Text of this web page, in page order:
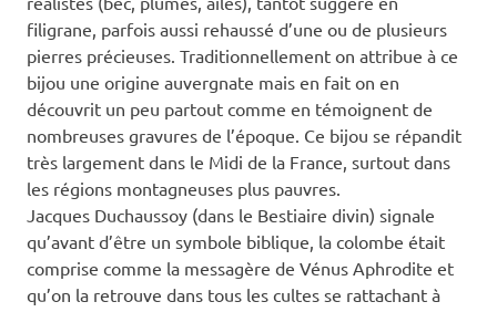
filigrane, parfois aussi rehaussé d’une ou de plusieurs
pierres précieuses. Traditionnellement on attribue à ce
bijou une origine auvergnate mais en fait on en
découvrit un peu partout comme en témoignent de
nombreuses gravures de l’époque. Ce bijou se répandit
très largement dans le Midi de la France, surtout dans
les régions montagneuses plus pauvres.
Jacques Duchaussoy (dans le Bestiaire divin) signale
qu’avant d’être un symbole biblique, la colombe était
comprise comme la messagère de Vénus Aphrodite et
qu’on la retrouve dans tous les cultes se rattachant à